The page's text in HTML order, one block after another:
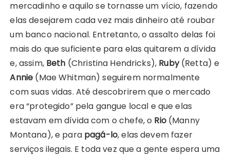
mercadinho e aquilo se tornasse um vício, fazendo
elas desejarem cada vez mais dinheiro até roubar
um banco nacional. Entretanto, o assalto delas foi
mais do que suficiente para elas quitarem a dívida
e, assim, Beth (Christina Hendricks), Ruby(Retta) e
Annie (Mae Whitman) seguirem normalmente
com suas vidas. Até descobrirem que o mercado
era “protegido” pela gangue local e que elas
estavam em dívida com o chefe, o Rio(Manny
Montana), e para pagá-lo, elas devem fazer
serviços ilegais. E toda vez que a gente espera uma